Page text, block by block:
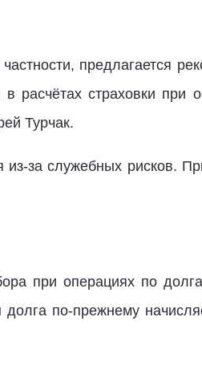
предлагается
расчётах страховки при
Турчак.
за служебных рисков.
при операциях по
по-прежнему